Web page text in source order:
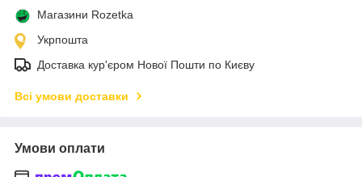
Магазини Rozetka
Укрпошта
Доставка кур'єром Нової Пошти по Києву
Всі умови доставки
Умови оплати